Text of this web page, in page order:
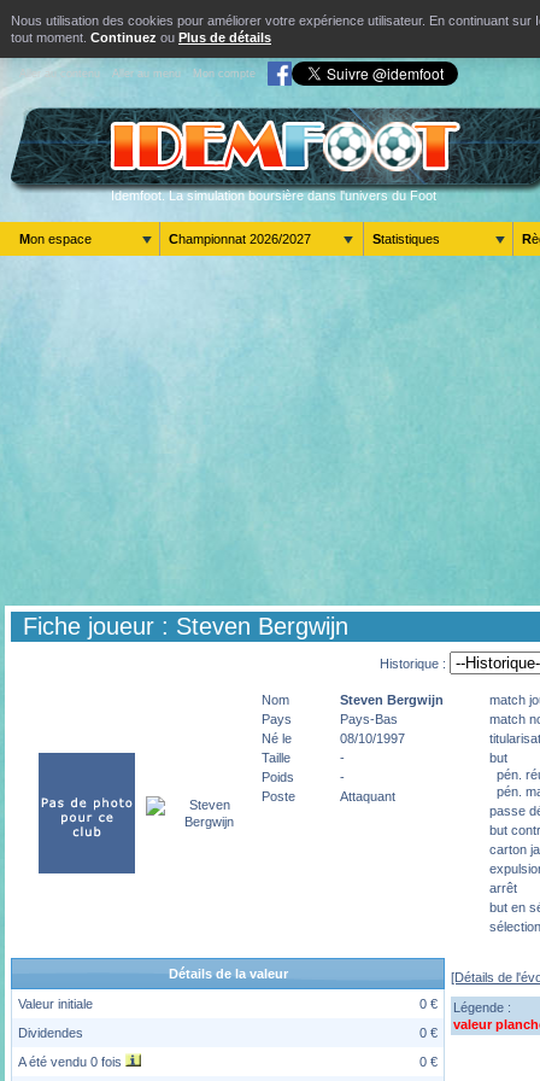
Nous utilisation des cookies pour améliorer votre expérience utilisateur. En continuant
tout moment. Continuez ou Plus de détails
Aller au contenu Aller au menu Mon compte
Idemfoot. La simulation boursière dans l'univers du Foot
Mon espace Championnat 2026/2027 Statistiques
Fiche joueur : Steven Bergwijn
Historique :
Nom Steven Bergwijn
Pays
Pays-Bas
Né le
08/10/1997
Taille
-
Poids
-
Poste
Attaquant
match
match
but
pén.
pén.
passe
but
carton
arrêt
but en
sélection
Détails de la valeur
Valeur initiale
0 €
Dividendes
0 €
A été vendu 0 fois
0 €
[Détails de
Légende :
valeur